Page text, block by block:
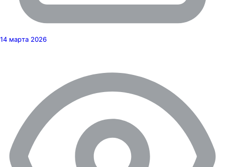
14 марта 2026